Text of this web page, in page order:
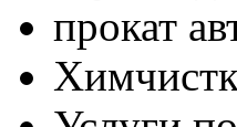
прокат